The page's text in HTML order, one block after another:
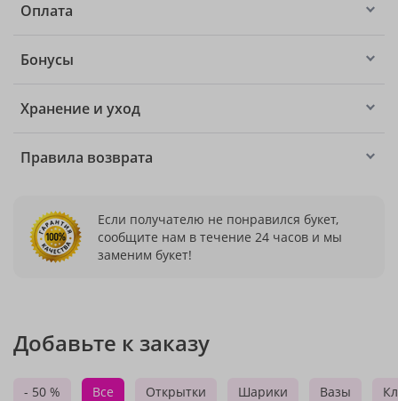
Оплата
Бонусы
Хранение и уход
Правила возврата
Если получателю не понравился букет,
сообщите нам в течение 24 часов и мы
заменим букет!
Добавьте к заказу
- 50 % Все Открытки Шарики Вазы